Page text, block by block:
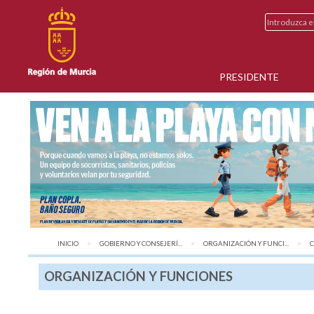
PRESIDENTE
INICIO GOBIERNO Y CONSEJERÍ... ORGANIZACIÓN Y FUNCI...
ORGANIZACIÓN Y FUNCIONES